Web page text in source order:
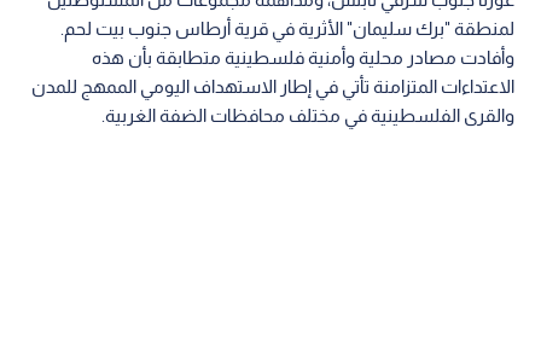
لمنطقة "برك سليمان" الأثرية في قرية أرطاس جنوب بيت لحم.
وأفادت مصادر محلية وأمنية فلسطينية متطابقة بأن هذه
الاعتداءات المتزامنة تأتي في إطار الاستهداف اليومي الممهج للمدن
والقرى الفلسطينية في مختلف محافظات الضفة الغربية.